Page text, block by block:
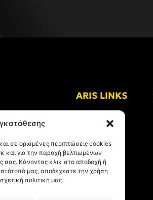
σε ορισμένες περιπτώσεις cookies
και για την παροχή βελτιωμένων
σας. Κάνοντας κλικ στο αποδοχή ή
μας, αποδέχεστε την χρήση
πολιτική μας.
402
ARIS LINKS